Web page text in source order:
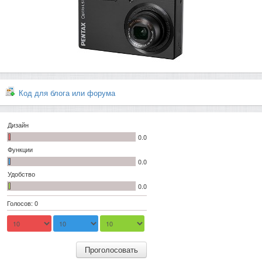
Код для блога или форума
Дизайн
0.0
Функции
0.0
Удобство
0.0
Голосов: 0
Проголосовать